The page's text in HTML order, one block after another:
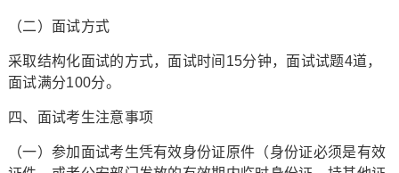
（二）面试方式
采取结构化面试的方式，面试时间15分钟，面试试题4道，
面试满分100分。
四、面试考生注意事项
（一）参加面试考生凭有效身份证原件（身份证必须是有效